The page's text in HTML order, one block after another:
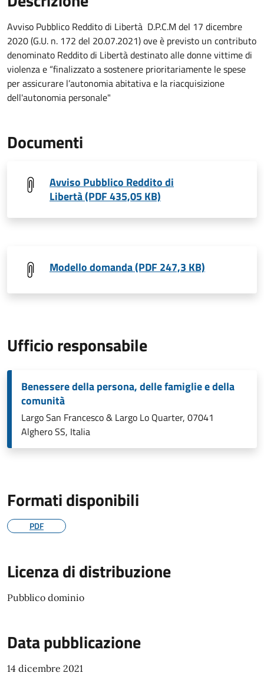
Avviso Pubblico Reddito di Libertà D.P.C.M del 17 dicembre
2020 (G.U. n. 172 del 20.07.2021) ove è previsto un contributo
denominato Reddito di Libertà destinato alle donne vittime di
violenza e “finalizzato a sostenere prioritariamente le spese
per assicurare l’autonomia abitativa e la riacquisizione
dell'autonomia personale"
Documenti
Avviso Pubblico Reddito di
Libertà (PDF 435,05 KB)
Modello domanda (PDF 247,3 KB)
Ufficio responsabile
Benessere della persona, delle famiglie e della
comunità
Largo San Francesco & Largo Lo Quarter, 07041
Alghero SS, Italia
Formati disponibili
PDF
Licenza di distribuzione
Pubblico dominio
Data pubblicazione
14 dicembre 2021